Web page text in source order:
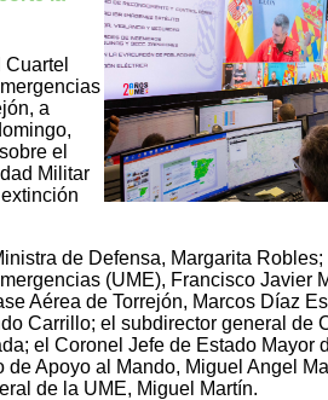
a
el
Militar
de Defensa, Margarita
(UME), Francisco Javier
Aérea de Torrejón, Marcos Díaz
Carrillo; el subdirector general de
el Coronel Jefe de Estado Mayor
Apoyo al Mando, Miguel Angel
de la UME, Miguel Martín.​​